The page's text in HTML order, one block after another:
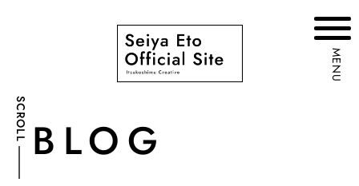
SCROLL
MENU
BLOG